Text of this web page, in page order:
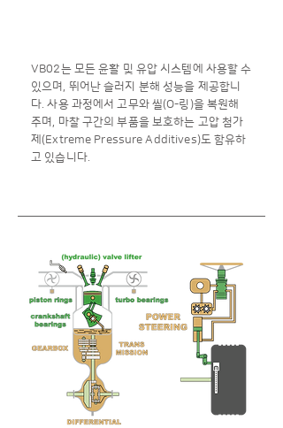
VB02는 모든 윤활 및 유압 시스템에 사용할 수
있으며, 뛰어난 슬러지 분해 성능을 제공합니
다. 사용 과정에서 고무와 씰(O-링)을 복원해
주며, 마찰 구간의 부품을 보호하는 고압 첨가
제(Extreme Pressure Additives)도 함유하
고 있습니다.